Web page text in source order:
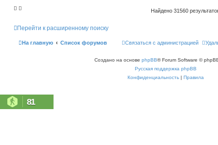
Найдено 31560
Перейти к расширенному поиску
На главную Список форумов Связаться с администрацией
Создано на основе phpBB® Forum Software ©
Русская поддержка phpBB
Конфиденциальность | Правила
81